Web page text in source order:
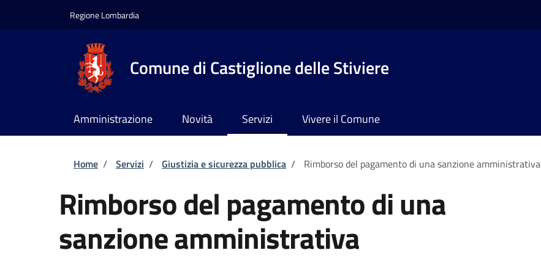
Regione Lombardia
Comune di Castiglione delle Stiviere
Amministrazione Novità Servizi Vivere il Comune
Briciole di pane
Home / Servizi / Giustizia e sicurezza pubblica / Rimborso del pagamento di una sanzione amministrativa
Rimborso del pagamento di una
sanzione amministrativa